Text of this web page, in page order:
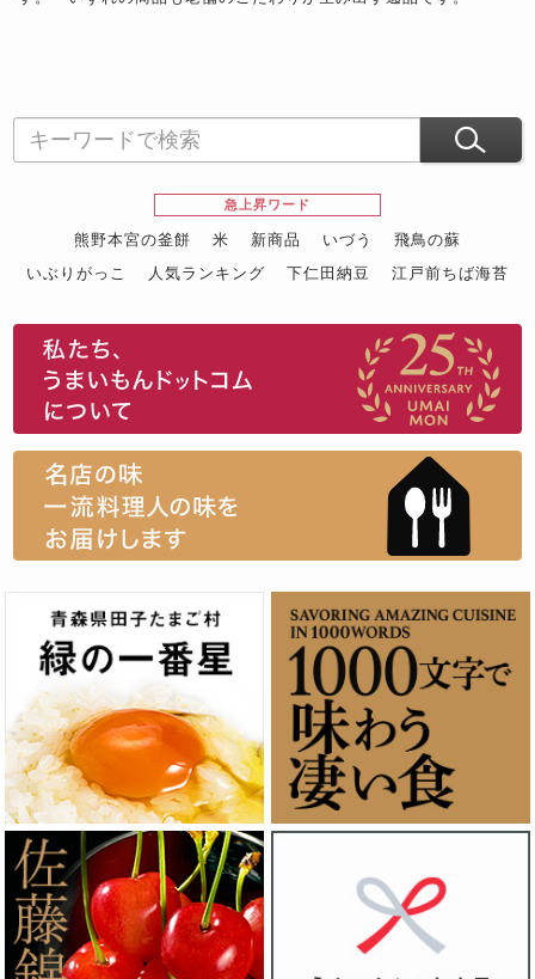
急上昇ワード
熊野本宮の釜餅 米 新商品 いづう
飛鳥の蘇
いぶりがっこ
人気ランキング 下仁田納豆
江戸前ちば海苔